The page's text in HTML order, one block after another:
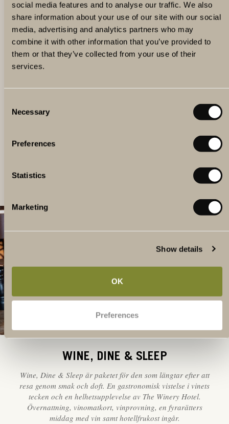
social media features and to analyse our traffic. We also
share information about your use of our site with our social
media, advertising and analytics partners who may
combine it with other information that you’ve provided to
them or that they’ve collected from your use of their
services.
Selection
Necessary
Preferences
Statistics
Marketing
Show details
OK
Preferences
VILKET PAKET SKA MAN VÄLJA?
Är du osäker på vilket boendepaket du ska välja? Jämför
våra mest populära och se vilket som passar dig allra
VÅRA MEST POPULÄRA PAKETERBJUDANDEN
WINE, DINE & SLEEP
Wine, Dine & Sleep är paketet för den som längtar efter att
resa genom smak och doft. En gastronomisk vistelse i vinets
tecken och en helhetsupplevelse av The Winery Hotel.
Övernattning, vinomatkort, vinprovning, en fyrarätters
middag med vin samt hotellfrukost ingår.